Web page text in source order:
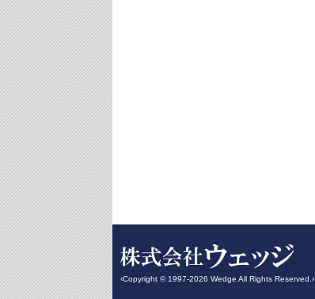
‹Copyright © 1997-2026 Wedge All Rights Reserved.›